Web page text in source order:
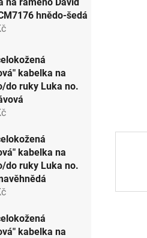
hnědo-šedá
kabelka na
do ruky Luka no.
kabelka na
do ruky Luka no.
kabelka na